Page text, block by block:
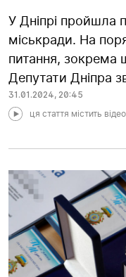
У Дніпрі пройшла
міськради. На
питання, зокрема
Депутати Дніпра
31.01.2024, 20:45
ця стаття містить відео